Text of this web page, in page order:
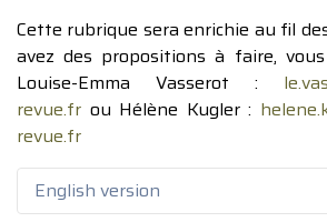
Cette rubrique sera enrichie au fil
avez des propositions à faire,
Louise-Emma Vasserot :
revue.fr ou Hélène Kugler :
revue.fr
English version